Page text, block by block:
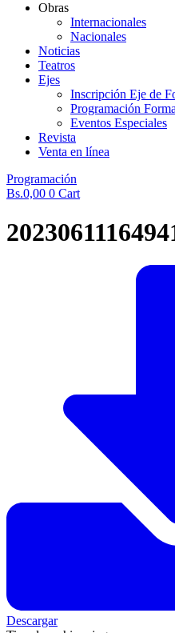
Obras
Internacionales
Nacionales
Noticias
Teatros
Ejes
Inscripción Eje de
Programación
Eventos Especiales
Revista
Venta en línea
Programación
Bs.0,00 0 Cart
Descargar